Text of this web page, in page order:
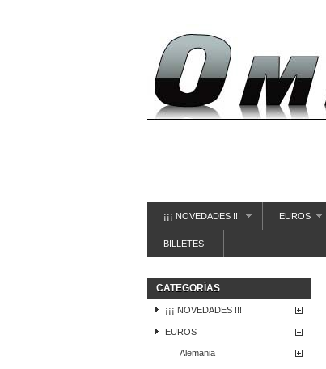
¡¡¡ NOVEDADES !!! EUROS
BILLETES
CATEGORÍAS
¡¡¡ NOVEDADES !!!
EUROS
Alemania